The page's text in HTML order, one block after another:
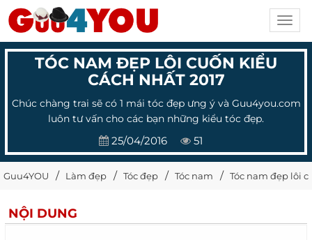
TÓC NAM ĐẸP LÔI CUỐN KIỂU
CÁCH NHẤT 2017
Chúc chàng trai sẽ có 1 mái tóc đẹp ưng ý và Guu4you.com
luôn tư vấn cho các bạn những kiểu tóc đẹp.
25/04/2016 51
Guu4YOU Làm đẹp Tóc đẹp Tóc nam Tóc nam đẹp lôi
NỘI DUNG